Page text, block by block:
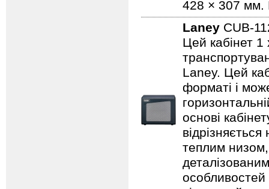
428 × 307 мм.
Laney CUB-
Цей кабінет 1
Laney. Цей
форматі і
основі
теплим
особливостей